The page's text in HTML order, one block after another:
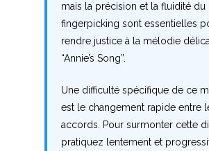
mais la précision et la fluidité du
fingerpicking sont essentielles
rendre justice à la mélodie
“Annie’s Song”.
Une difficulté spécifique de ce
est le changement rapide entre
accords. Pour surmonter cette
pratiquez lentement et
U
V
X
Y